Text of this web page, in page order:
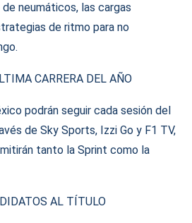
neumáticos, las cargas
de ritmo para no
CARRERA DEL AÑO
podrán seguir cada sesión del
de Sky Sports, Izzi Go y F1 TV,
tanto la Sprint como la
AL TÍTULO